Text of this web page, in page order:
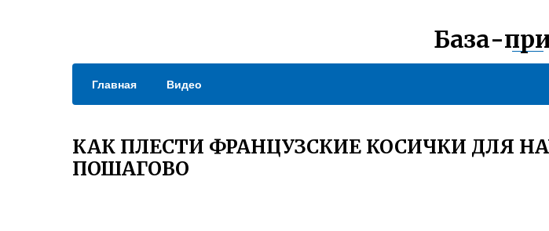
База-
Главная Видео
КАК ПЛЕСТИ ФРАНЦУЗСКИЕ КОСИЧКИ ДЛЯ
ПОШАГОВО